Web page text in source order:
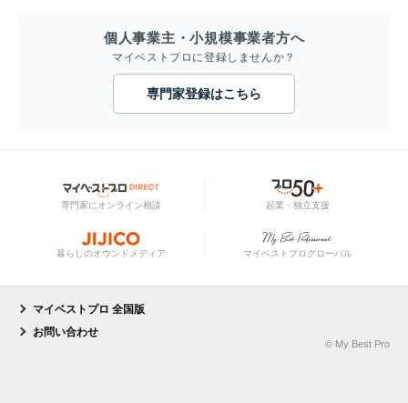
個人事業主・小規模事業者方へ
マイベストプロに登録しませんか？
専門家登録はこちら
専門家にオンライン相談 起業・独立支援
暮らしのオウンドメディア マイベストプログローバル
マイベストプロ 全国版
お問い合わせ
© My Best Pro